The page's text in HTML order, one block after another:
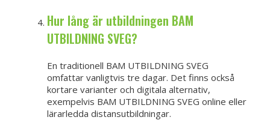
Hur lång är utbildningen BAM
UTBILDNING SVEG?
En traditionell BAM UTBILDNING SVEG
omfattar vanligtvis tre dagar. Det finns också
kortare varianter och digitala alternativ,
exempelvis BAM UTBILDNING SVEG online eller
lärarledda distansutbildningar.